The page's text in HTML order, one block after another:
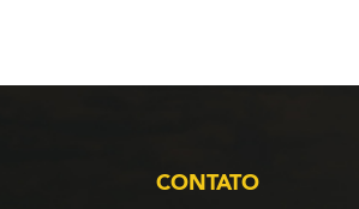
CONTATO